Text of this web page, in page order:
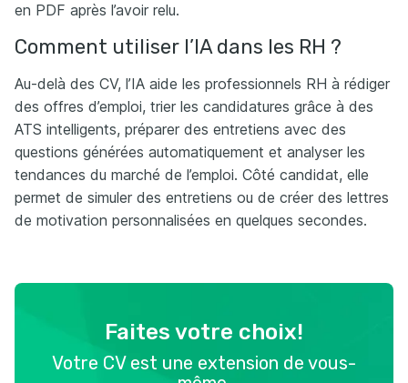
en PDF après l’avoir relu.
Comment utiliser l’IA dans les RH ?
Au-delà des CV, l’IA aide les professionnels RH à rédiger
des offres d’emploi, trier les candidatures grâce à des
ATS intelligents, préparer des entretiens avec des
questions générées automatiquement et analyser les
tendances du marché de l’emploi. Côté candidat, elle
permet de simuler des entretiens ou de créer des lettres
de motivation personnalisées en quelques secondes.
Faites votre choix!
Votre CV est une extension de vous-